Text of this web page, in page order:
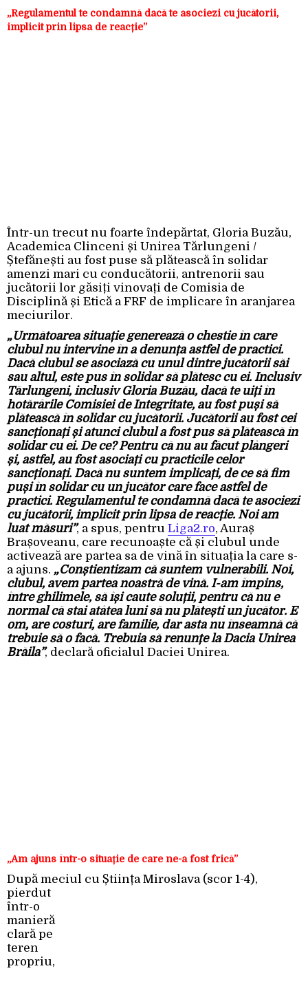
„Regulamentul te condamnă dacă te asociezi cu jucătorii,
implicit prin lipsa de reacție”
Într-un trecut nu foarte îndepărtat, Gloria Buzău,
Academica Clinceni și Unirea Tărlungeni /
Ștefănești au fost puse să plătească în solidar
amenzi mari cu conducătorii, antrenorii sau
jucătorii lor găsiți vinovați de Comisia de
Disciplină și Etică a FRF de implicare în aranjarea
meciurilor.
„Următoarea situație generează o chestie în care
clubul nu intervine în a denunța astfel de practici.
Dacă clubul se asociază cu unul dintre jucătorii săi
sau altul, este pus în solidar să plătesc cu ei. Inclusiv
Tărlungeni, inclusiv Gloria Buzău, dacă te uiți în
hotărârile Comisiei de Integritate, au fost puși să
plătească în solidar cu jucătorii. Jucătorii au fost cei
sancționați și atunci clubul a fost pus să plătească în
solidar cu ei. De ce? Pentru că nu au făcut plângeri
și, astfel, au fost asociați cu practicile celor
sancționați. Dacă nu suntem implicați, de ce să fim
puși în solidar cu un jucător care face astfel de
practici. Regulamentul te condamnă dacă te asociezi
cu jucătorii, implicit prin lipsa de reacție. Noi am
luat măsuri”, a spus, pentru Liga2.ro, Auraș
Brașoveanu, care recunoaște că și clubul unde
activează are partea sa de vină în situația la care s-
a ajuns. „Conștientizam că suntem vulnerabili. Noi,
clubul, avem partea noastră de vină. I-am împins,
între ghilimele, să își caute soluții, pentru că nu e
normal că stai atâtea luni să nu plătești un jucător. E
om, are costuri, are familie, dar asta nu înseamnă că
trebuie să o facă. Trebuia să renunțe la Dacia Unirea
Brăila”, declară oficialul Daciei Unirea.
„Am ajuns într-o situație de care ne-a fost frică”
După meciul cu Știința Miroslava (scor 1-4),
pierdut
într-o
manieră
clară pe
teren
propriu,